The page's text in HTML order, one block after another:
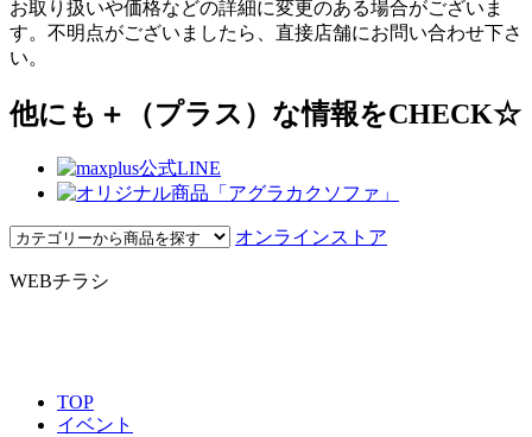
お取り扱いや価格などの詳細に変更のある場合がございま
す。不明点がございましたら、直接店舗にお問い合わせ下さ
い。
他にも＋（プラス）な情報をCHECK☆
オンラインストア
WEBチラシ
TOP
イベント